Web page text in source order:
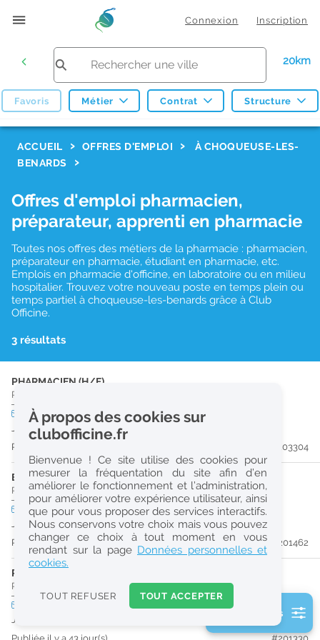
Connexion Inscription
20km
Favoris Métier Contrat Structure
e
Réinitialiser
2
0
k
m
Consulter les offres de la France d'outre-mer
ACCUEIL OFFRES D'EMPLOI
À CHOQUEUSE-LES-
BENARDS
Offres d'emploi pharmacien,
préparateur, apprenti en pharmacie
Toutes nos offres des métiers de la pharmacie : pharmacien,
préparateur en pharmacie, étudiant en pharmacie, etc.
Emplois en pharmacie d'officine, en laboratoire ou en milieu
hospitalier. Trouvez votre nouveau poste en temps plein ou
temps partiel à choqueuse-les-benards grâce à Club
Officine.
3 résultats
PHARMACIEN (H/F)
Pharmacie d'Officine
CDDtemps plein
Jusqu'au 13/08/26
Publiée il y a 16 jour(s)
#203304
ETUDIANT EN PHARMACIE (H/F)
Pharmacie d'Officine| 60120 Breteuil
CDD temps partiel
Jusqu'au 11/08/26
Publiée il y a 41 jour(s)
#201462
PRÉPARATEUR EN PHARMACIE (H/F)
Pharmacie d'Officine 60120Breteuil
Jusqu'au 29/09/26
2 filtre(s) actifs
À propos des cookies sur
clubofficine.fr
Bienvenue ! Ce site utilise des cookies pour
mesurer la fréquentation du site afin d’en
améliorer le fonctionnement et l’administration,
pour améliorer votre expérience utilisateur, ainsi
que pour vous proposer des services interactifs.
Nous conservons votre choix mais vous pouvez
changer ce choix à tout moment en vous
rendant sur la page Données personnelles et
cookies.
TOUT REFUSER TOUT ACCEPTER